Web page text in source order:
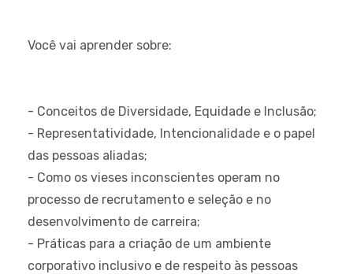
Você vai aprender sobre:
- Conceitos de Diversidade, Equidade e Inclusão;
- Representatividade, Intencionalidade e o papel
das pessoas aliadas;
- Como os vieses inconscientes operam no
processo de recrutamento e seleção e no
desenvolvimento de carreira;
- Práticas para a criação de um ambiente
corporativo inclusivo e de respeito às pessoas